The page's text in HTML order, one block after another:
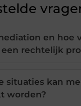
en hoe
een rechtelijk
situaties kan
worden?